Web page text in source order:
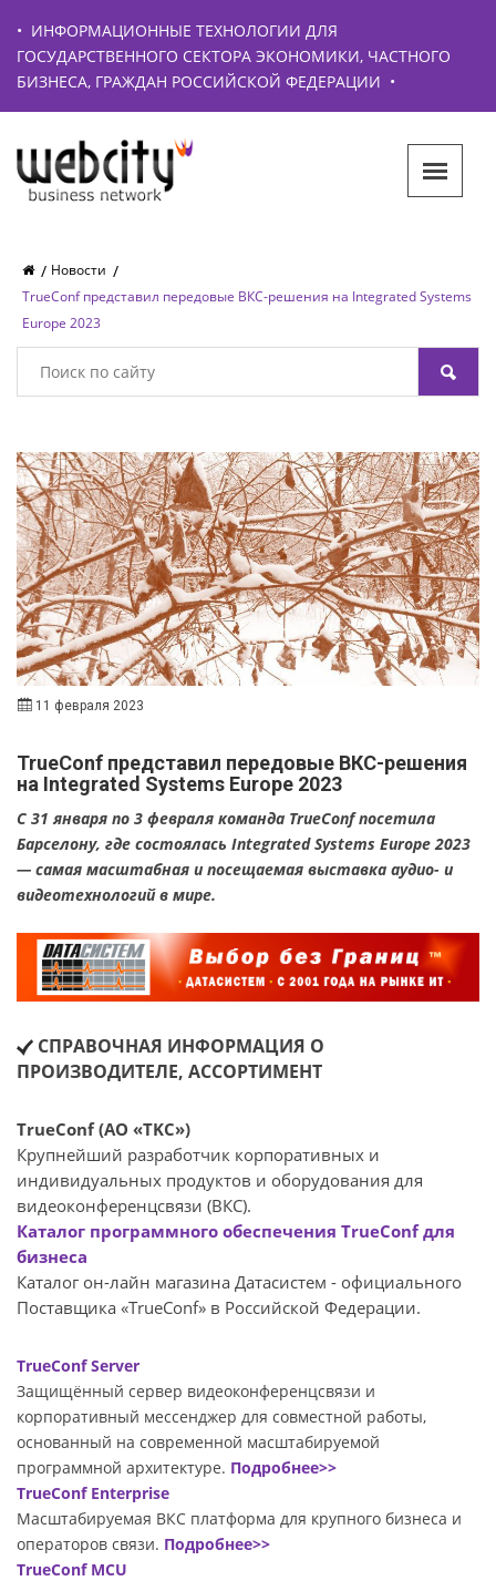
• ИНФОРМАЦИОННЫЕ ТЕХНОЛОГИИ ДЛЯ
ГОСУДАРСТВЕННОГО СЕКТОРА ЭКОНОМИКИ, ЧАСТНОГО
БИЗНЕСА, ГРАЖДАН РОССИЙСКОЙ ФЕДЕРАЦИИ •
Новости
TrueConf представил передовые ВКС-решения на Integrated Systems
Europe 2023
11 февраля 2023
TrueConf представил передовые ВКС-решения
на Integrated Systems Europe 2023
C 31 января по 3 февраля команда TrueConf посетила
Барселону, где состоялась Integrated Systems Europe 2023
— самая масштабная и посещаемая выставка аудио- и
видеотехнологий в мире.
СПРАВОЧНАЯ ИНФОРМАЦИЯ О
ПРОИЗВОДИТЕЛЕ, АССОРТИМЕНТ
TrueConf (АО «TKC»)
Крупнейший разработчик корпоративных и
индивидуальных продуктов и оборудования для
видеоконференцсвязи (ВКС).
Каталог программного обеспечения TrueConf для
бизнеса
Каталог он-лайн магазина Датасиcтем - официального
Поставщика «TrueConf» в Российской Федерации.
TrueConf Server
Защищённый сервер видеоконференцсвязи и
корпоративный мессенджер для совместной работы,
основанный на современной масштабируемой
программной архитектуре. Подробнее>>
TrueConf Enterprise
Масштабируемая ВКС платформа для крупного бизнеса и
операторов связи. Подробнее>>
TrueConf MCU